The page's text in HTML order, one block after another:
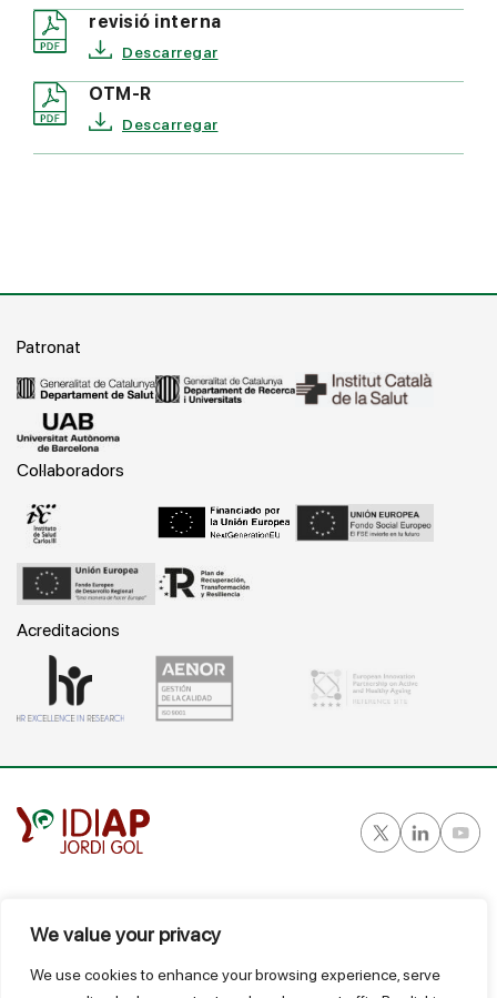
We value your privacy
We use cookies to enhance your browsing experience, serve
revisió interna
Descarregar
OTM-R
Descarregar
Patronat
Col·laboradors
Acreditacions
T.934 824 124